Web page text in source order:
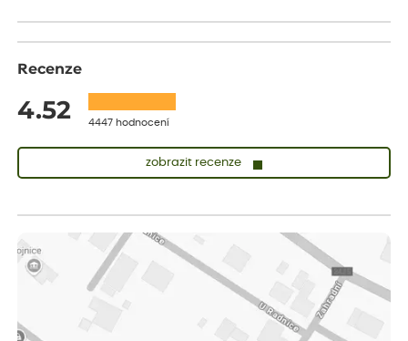
Recenze
4.52 4447 hodnocení
zobrazit recenze
vše v naprostém pořádku
ověřený nákup dnes
Jana